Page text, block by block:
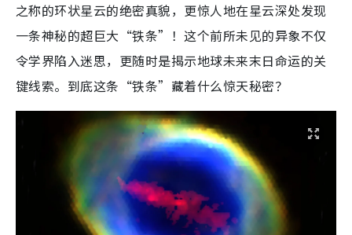
之称的环状星云的绝密真貌，更惊人地在星云深处发现
一条神秘的超巨大“铁条”！这个前所未见的异象不仅
令学界陷入迷思，更随时是揭示地球未来末日命运的关
键线索。到底这条“铁条”藏着什么惊天秘密？